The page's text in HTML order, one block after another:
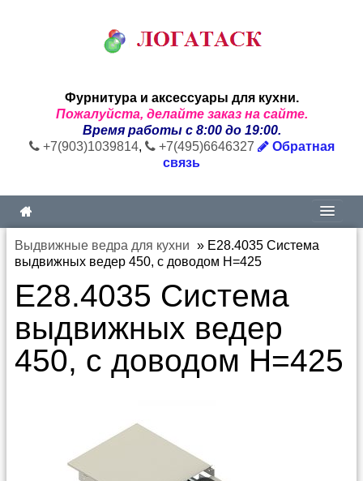
Фурнитура и аксессуары для кухни.
Пожалуйста, делайте заказ на сайте.
Время работы с 8:00 до 19:00.
+7(903)1039814, +7(495)6646327
Обратная
связь
Выдвижные ведра для кухни » E28.4035 Система
выдвижных ведер 450, с доводом H=425
E28.4035 Система
выдвижных ведер
450, с доводом H=425